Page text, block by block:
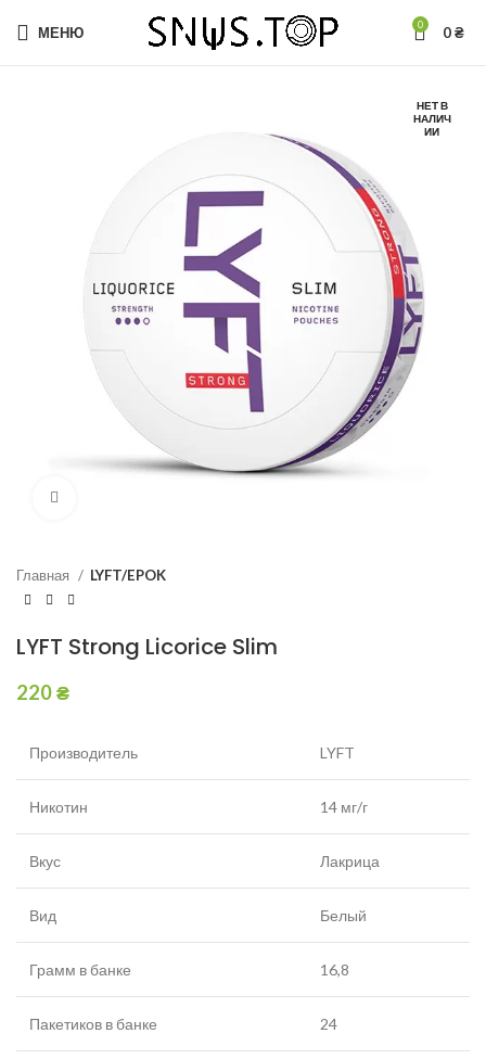
МЕНЮ 0 0₴
НЕТ В
НАЛИЧ
ИИ
Главная LYFT/EPOK
LYFT Strong Licorice Slim
220₴
Производитель LYFT
Никотин 14 мг/г
Вкус Лакрица
Вид Белый
Грамм в банке 16,8
Пакетиков в банке 24